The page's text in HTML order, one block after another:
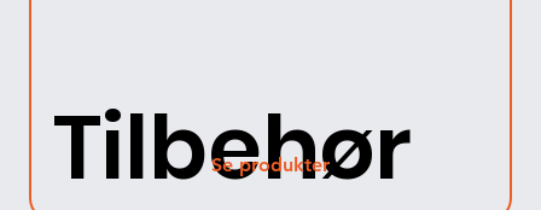
Tilbehør
Se produkter